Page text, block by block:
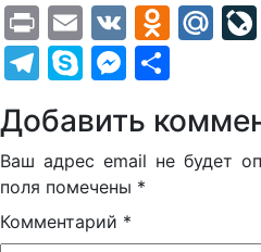
PrintEmail
VK
Telegram
Skype
Добавить
Ваш адрес email не будет
поля помечены *
Комментарий *